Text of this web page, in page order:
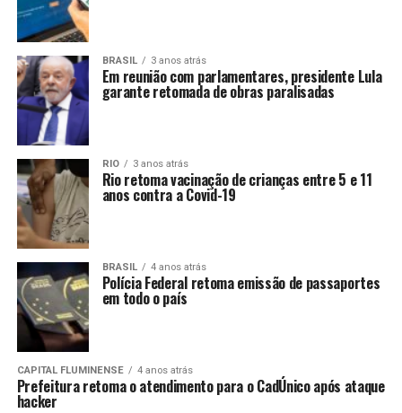
BRASIL 3 anos atrás
Em reunião com parlamentares, presidente Lula
garante retomada de obras paralisadas
RIO 3 anos atrás
Rio retoma vacinação de crianças entre 5 e 11
anos contra a Covid-19
BRASIL 4 anos atrás
Polícia Federal retoma emissão de passaportes
em todo o país
CAPITAL FLUMINENSE 4 anos atrás
Prefeitura retoma o atendimento para o CadÚnico após ataque
hacker